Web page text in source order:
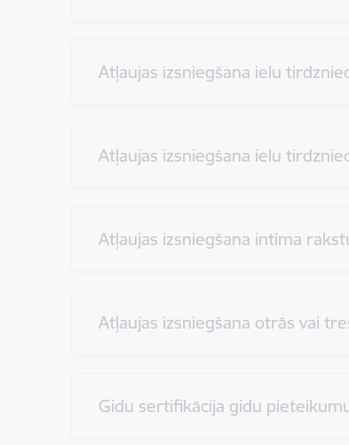
Atļaujas izsniegšana ielu
Atļaujas izsniegšana ielu
Atļaujas izsniegšana intīma
Atļaujas izsniegšana otrās vai
Gidu sertifikācija gidu